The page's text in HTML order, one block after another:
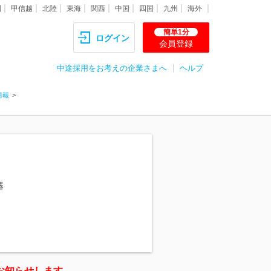
甲信越 北陸 東海 関西 中国 四国 九州 海外
ログイン
簡単1分
会員登録
中途採用をお考えの企業さまへ ヘルプ
報